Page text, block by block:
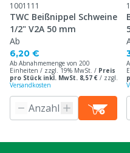
1001111
TWC Beißnippel Schweine
1/2" V2A 50 mm
Ab
6,20 €
Ab Abnahmemenge von 200
Einheiten / zzgl. 19% MwSt. / Preis
pro Stück inkl. MwSt. 8,57 € / zzgl.
Versandkosten